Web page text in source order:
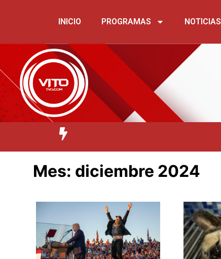
INICIO PROGRAMAS NOTICIAS
Mes: diciembre 2024